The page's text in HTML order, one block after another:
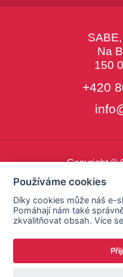
Na
150
+420
Copyright ©
Používáme cookies
Díky cookies může náš e-
Pomáhají nám také
zkvalitňovat obsah. Více